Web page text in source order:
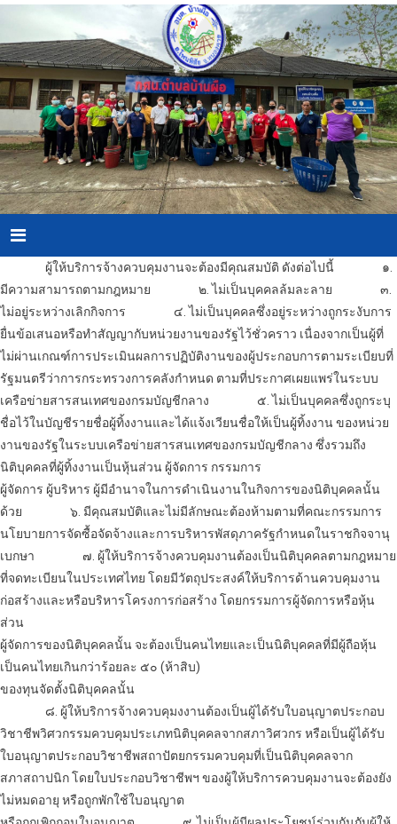
content
Menu
ผู้ให้บริการจ้างควบคุมงานจะต้องมีคุณสมบัติ ดังต่อไปนี้
๑.
มีความสามารถตามกฎหมาย
๒. ไม่เป็นบุคคลล้มละลาย
๓.
ไม่อยู่ระหว่างเลิกกิจการ
๔. ไม่เป็นบุคคลซึ่งอยู่ระหว่างถูกระงับการ
ยื่นข้อเสนอหรือทำสัญญากับหน่วยงานของรัฐไว้ชั่วคราว เนื่องจากเป็นผู้ที่
ไม่ผ่านเกณฑ์การประเมินผลการปฏิบัติงานของผู้ประกอบการตามระเบียบที่
รัฐมนตรีว่าการกระทรวงการคลังกำหนด ตามที่ประกาศเผยแพร่ในระบบ
เครือข่ายสารสนเทศของกรมบัญชีกลาง
๕. ไม่เป็นบุคคลซึ่งถูกระบุ
ชื่อไว้ในบัญชีรายชื่อผู้ทิ้งงานและได้แจ้งเวียนชื่อให้เป็นผู้ทิ้งงาน ของหน่วย
งานของรัฐในระบบเครือข่ายสารสนเทศของกรมบัญชีกลาง ซึ่งรวมถึง
นิติบุคคลที่ผู้ทิ้งงานเป็นหุ้นส่วน ผู้จัดการ กรรมการ
ผู้จัดการ ผู้บริหาร ผู้มีอำนาจในการดำเนินงานในกิจการของนิติบุคคลนั้น
ด้วย
๖. มีคุณสมบัติและไม่มีลักษณะต้องห้ามตามที่คณะกรรมการ
นโยบายการจัดซื้อจัดจ้างและการบริหารพัสดุภาครัฐกำหนดในราชกิจจานุ
เบกษา
๗. ผู้ให้บริการจ้างควบคุมงานต้องเป็นนิติบุคคลตามกฎหมาย
ที่จดทะเบียนในประเทศไทย โดยมีวัตถุประสงค์ให้บริการด้านควบคุมงาน
ก่อสร้างและหรือบริหารโครงการก่อสร้าง โดยกรรมการผู้จัดการหรือหุ้น
ส่วน
ผู้จัดการของนิติบุคคลนั้น จะต้องเป็นคนไทยและเป็นนิติบุคคลที่มีผู้ถือหุ้น
เป็นคนไทยเกินกว่าร้อยละ ๕๐ (ห้าสิบ)
ของทุนจัดตั้งนิติบุคคลนั้น
๘. ผู้ให้บริการจ้างควบคุมงงานต้องเป็นผู้ได้รับใบอนุญาตประกอบ
วิชาชีพวิศวกรรมควบคุมประเภทนิติบุคคลจากสภาวิศวกร หรือเป็นผู้ได้รับ
ใบอนุญาตประกอบวิชาชีพสถาปัตยกรรมควบคุมที่เป็นนิติบุคคลจาก
สภาสถาปนิก โดยใบประกอบวิชาชีพฯ ของผู้ให้บริการควบคุมงานจะต้องยัง
ไม่หมดอายุ หรือถูกพักใช้ใบอนุญาต